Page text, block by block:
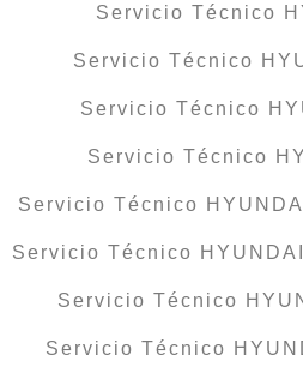
Servicio Técnico
Servicio Técnico
Servicio Técnico
Servicio Técnico
Servicio Técnico
Servicio Técnico
Servicio Técnico
Servicio Técnico